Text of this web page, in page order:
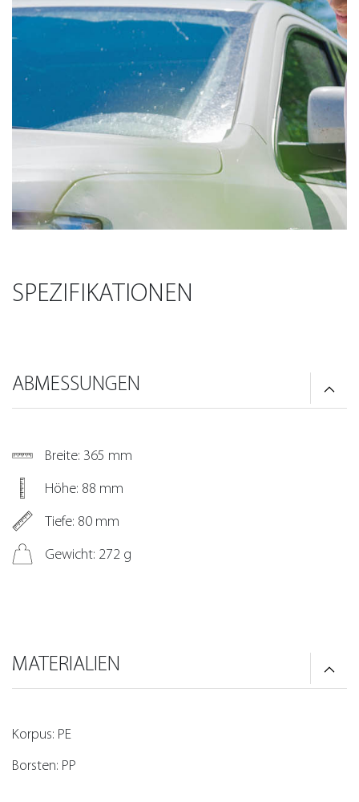
SPEZIFIKATIONEN
ABMESSUNGEN
Breite: 365 mm
Höhe: 88 mm
Tiefe: 80 mm
Gewicht: 272 g
MATERIALIEN
Korpus: PE
Borsten: PP